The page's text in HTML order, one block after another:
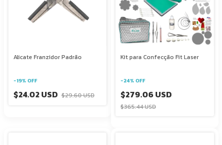
Alicate Franzidor Padrão
-19% OFF
$24.02 USD $29.60 USD
Kit para Confecção Fit Laser
-24% OFF
$279.06 USD
$365.44 USD